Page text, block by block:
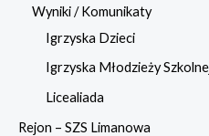
Wyniki / Komunikaty
Igrzyska Dzieci
Igrzyska Młodzieży
Licealiada
Rejon – SZS Limanowa